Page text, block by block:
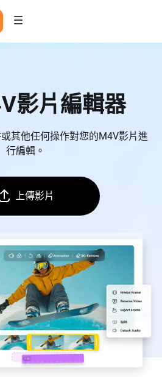
影片編輯器
其他任何操作對您的M4V影片進
行編輯。
上傳影片